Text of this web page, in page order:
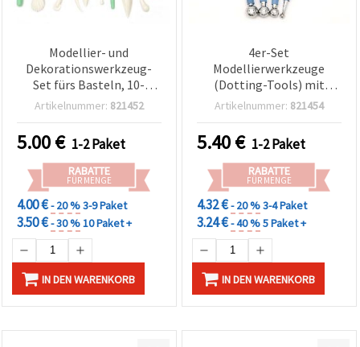
Modellier- und
Dekorationswerkzeug-
Set fürs Basteln, 10-
teilig, mit 17 Aufsätzen
Artikelnummer: 821452
5.00€ 1-2 Paket
RABATTE
FÜR MENGE
4.00 €- 20 %3-9 Paket
3.50 €- 30 %10 Paket +
IN DEN WARENKORB
4er-Set
Modellierwerkzeuge
(Dotting-Tools) mit
Metallkugelspitzen –
16 & 19 mm
Artikelnummer: 821454
5.40€ 1-2 Paket
RABATTE
FÜR MENGE
4.32 €- 20 %3-4 Paket
3.24 €- 40 %5 Paket +
IN DEN WARENKORB